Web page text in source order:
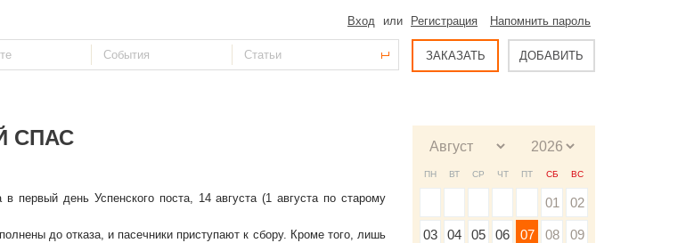
Вход или Регистрация Напомнить пароль
ЗАКАЗАТЬ ДОБАВИТЬ
СПАС
день Успенского поста, 14 августа (1 августа по старому
до отказа, и пасечники приступают к сбору. Кроме того, лишь
ПН ВТ СР ЧТ ПТ СБ ВС
01 02
03 04 05 06 07 08 09